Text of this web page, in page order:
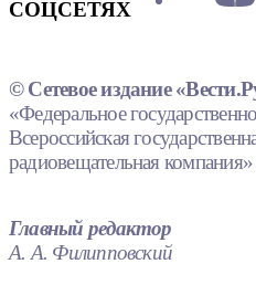
СОЦСЕТЯХ
© Сетевое издание
«Федеральное
Всероссийская
радиовещательная
Главный редактор
А. А. Филипповский